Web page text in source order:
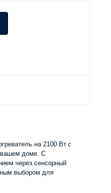
на 2100 Вт с
вашем доме. С
через сенсорный
выбором для